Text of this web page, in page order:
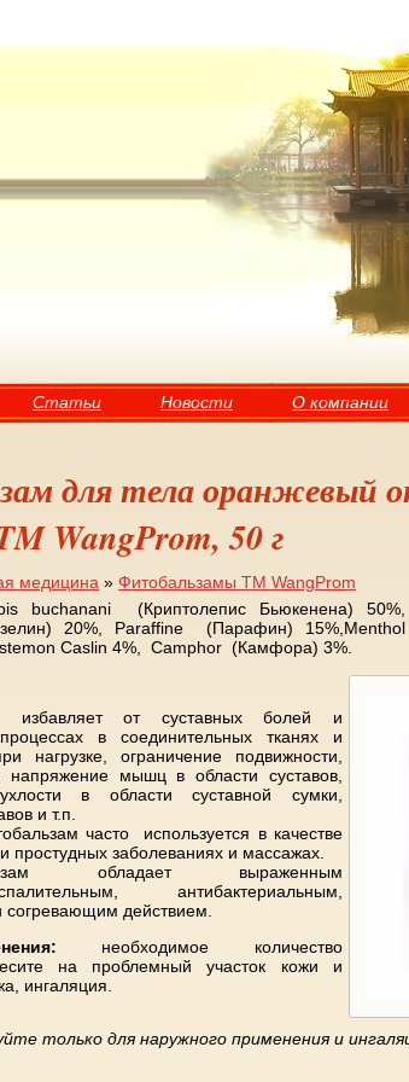
Статьи Новости О компании
для тела оранжевый
WangProm, 50 г
медицина » Фитобальзамы TM WangProm
buchanani (Криптолепис Бьюкенена) 50%,
20%, Paraffine (Парафин) 15%,Menthol
Caslin 4%, Camphor (Камфора) 3%.
от суставных болей и
в соединительных тканях и
нагрузке, ограничение подвижности,
напряжение мышц в области суставов,
в области суставной сумки,
и т.п.
часто используется в качестве
простудных заболеваниях и массажах.
обладает выраженным
антибактериальным,
действием.
необходимое количество
на проблемный участок кожи и
массажа, ингаляция.
только для наружного применения и